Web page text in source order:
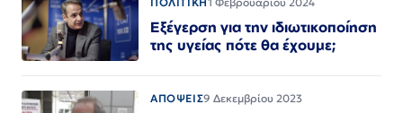
Εξέγερση για την ιδιωτικοποίηση
της υγείας πότε θα έχουμε;
ΑΠΟΨΕΙΣ9 Δεκεμβρίου 2023